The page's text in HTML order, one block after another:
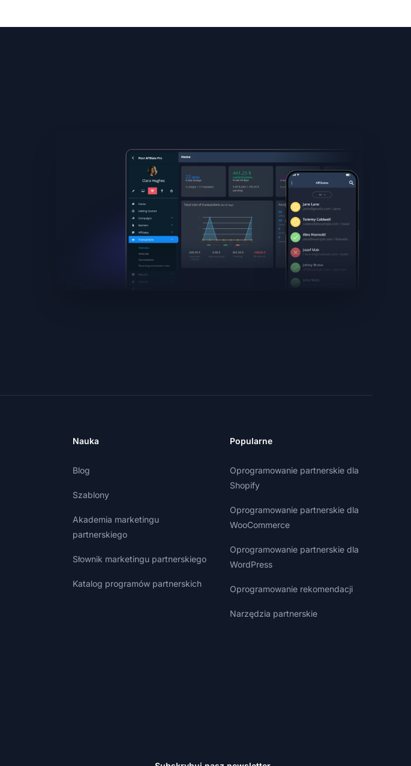
Nauka
Blog
Szablony
Akademia marketingu
partnerskiego
Słownik marketingu partnerskiego
Katalog programów partnerskich
Popularne
Oprogramowanie partnerskie dla
Shopify
Oprogramowanie partnerskie dla
WooCommerce
Oprogramowanie partnerskie dla
WordPress
Oprogramowanie rekomendacji
Narzędzia partnerskie